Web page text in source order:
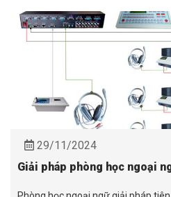
29/11/2024
Giải pháp phòng học ngoại